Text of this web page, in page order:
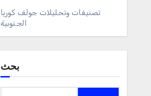
تصنيفات وتحليلات جولف كوريا
الجنوبية
بحث